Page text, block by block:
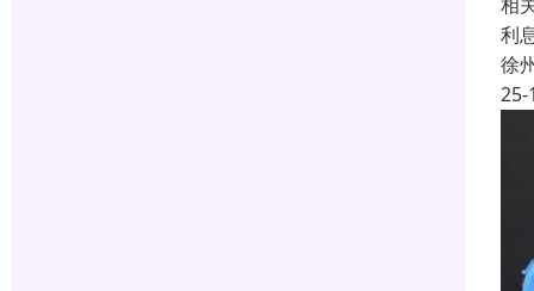
利
徐
25-